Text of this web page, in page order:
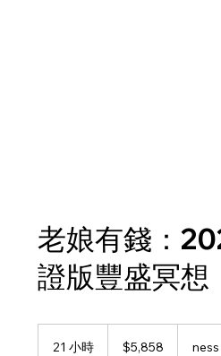
老娘有錢：
證版豐盛冥想
21 小時 $5,858 ness